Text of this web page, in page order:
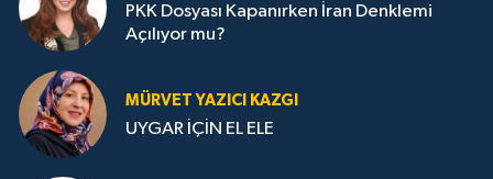
PKK Dosyası Kapanırken İran Denklemi
Açılıyor mu?
MÜRVET YAZICI KAZGI
UYGAR İÇİN EL ELE